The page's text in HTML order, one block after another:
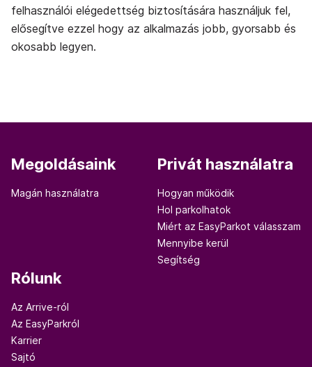
felhasználói elégedettség biztosítására használjuk fel,
elősegítve ezzel hogy az alkalmazás jobb, gyorsabb és
okosabb legyen.
Megoldásaink
Magán használatra
Privát használatra
Hogyan működik
Hol parkolhatok
Miért az EasyParkot válasszam
Mennyibe kerül
Segítség
Rólunk
Az Arrive-ról
Az EasyParkról
Karrier
Sajtó